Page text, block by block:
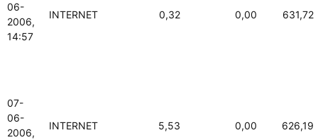
06-
2006,
14:57
INTERNET 0,32 0,00 631,72
07-
06-
2006,
INTERNET 5,53 0,00 626,19